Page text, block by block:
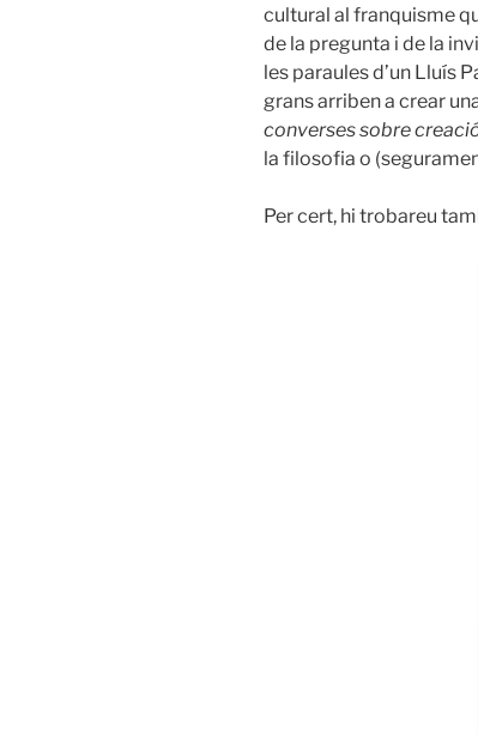
cultural al franquisme
de la pregunta i de la
les paraules d’un Lluís
grans arriben a crear
converses sobre
la filosofia o
Per cert, hi trobareu